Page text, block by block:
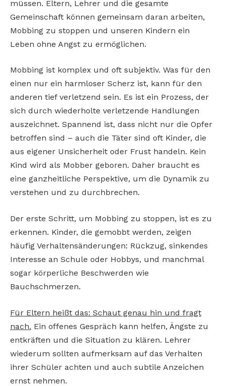
müssen. Eltern, Lehrer und die gesamte
Gemeinschaft können gemeinsam daran arbeiten,
Mobbing zu stoppen und unseren Kindern ein
Leben ohne Angst zu ermöglichen.
Mobbing ist komplex und oft subjektiv. Was für den
einen nur ein harmloser Scherz ist, kann für den
anderen tief verletzend sein. Es ist ein Prozess, der
sich durch wiederholte verletzende Handlungen
auszeichnet. Spannend ist, dass nicht nur die Opfer
betroffen sind – auch die Täter sind oft Kinder, die
aus eigener Unsicherheit oder Frust handeln. Kein
Kind wird als Mobber geboren. Daher braucht es
eine ganzheitliche Perspektive, um die Dynamik zu
verstehen und zu durchbrechen.
Der erste Schritt, um Mobbing zu stoppen, ist es zu
erkennen. Kinder, die gemobbt werden, zeigen
häufig Verhaltensänderungen: Rückzug, sinkendes
Interesse an Schule oder Hobbys, und manchmal
sogar körperliche Beschwerden wie
Bauchschmerzen.
Für Eltern heißt das: Schaut genau hin und fragt
nach. Ein offenes Gespräch kann helfen, Ängste zu
entkräften und die Situation zu klären. Lehrer
wiederum sollten aufmerksam auf das Verhalten
ihrer Schüler achten und auch subtile Anzeichen
ernst nehmen.